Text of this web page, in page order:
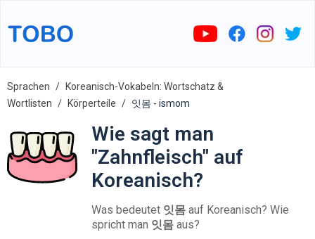
Sprachen
Koreanisch-Vokabeln: Wortschatz &
Wortlisten
Körperteile 잇몸 - ismom
Wie sagt man
"Zahnfleisch" auf
Koreanisch?
Was bedeutet 잇몸 auf Koreanisch? Wie
spricht man 잇몸 aus?